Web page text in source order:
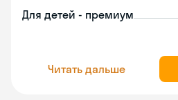
Для детей - премиум
Читать дальше